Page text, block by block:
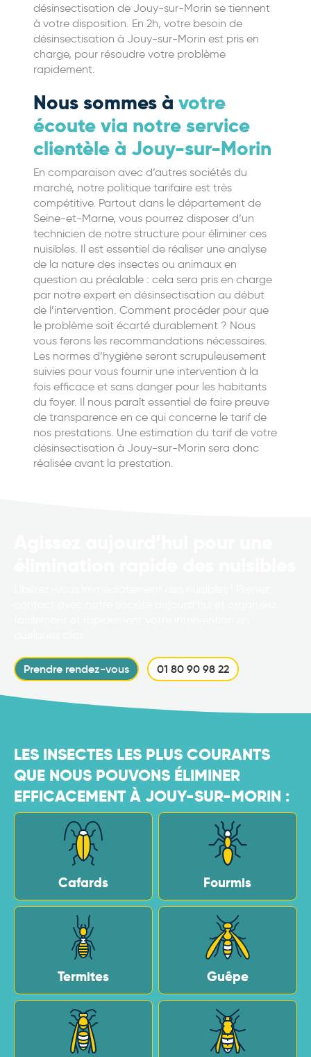
désinsectisation de Jouy-sur-Morin se tiennent
à votre disposition. En 2h, votre besoin de
désinsectisation à Jouy-sur-Morin est pris en
charge, pour résoudre votre problème
rapidement.
Nous sommes à votre
écoute via notre service
clientèle à Jouy-sur-Morin
En comparaison avec d’autres sociétés du
marché, notre politique tarifaire est très
compétitive. Partout dans le département de
Seine-et-Marne, vous pourrez disposer d’un
technicien de notre structure pour éliminer ces
nuisibles. Il est essentiel de réaliser une analyse
de la nature des insectes ou animaux en
question au préalable : cela sera pris en charge
par notre expert en désinsectisation au début
de l’intervention. Comment procéder pour que
le problème soit écarté durablement ? Nous
vous ferons les recommandations nécessaires.
Les normes d’hygiène seront scrupuleusement
suivies pour vous fournir une intervention à la
fois efficace et sans danger pour les habitants
du foyer. Il nous paraît essentiel de faire preuve
de transparence en ce qui concerne le tarif de
nos prestations. Une estimation du tarif de votre
désinsectisation à Jouy-sur-Morin sera donc
réalisée avant la prestation.
Prendre rendez-vous 01 80 90 98 22
LES INSECTES LES PLUS COURANTS
QUE NOUS POUVONS ÉLIMINER
EFFICACEMENT À JOUY-SUR-MORIN :
Cafards Fourmis
Termites Guêpe